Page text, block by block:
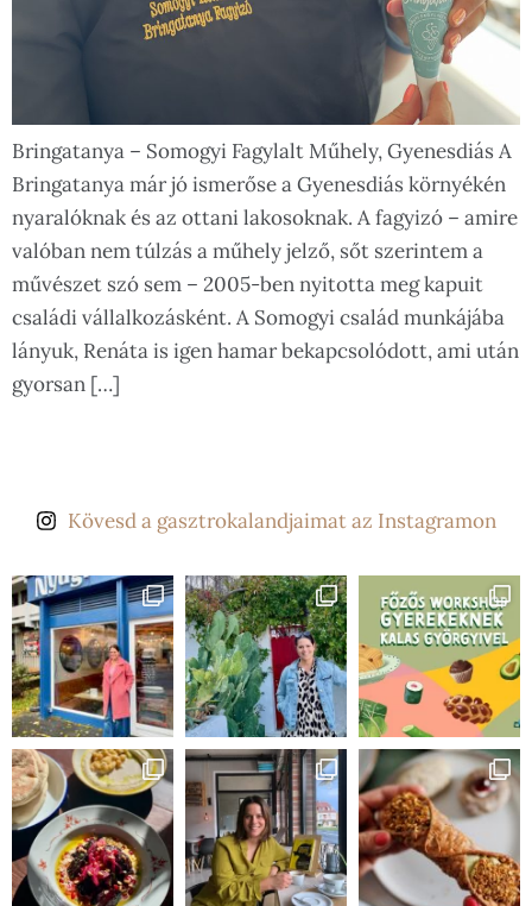
Bringatanya – Somogyi Fagylalt Műhely, Gyenesdiás A
Bringatanya már jó ismerőse a Gyenesdiás környékén
nyaralóknak és az ottani lakosoknak. A fagyizó – amire
valóban nem túlzás a műhely jelző, sőt szerintem a
művészet szó sem – 2005-ben nyitotta meg kapuit
családi vállalkozásként. A Somogyi család munkájába
lányuk, Renáta is igen hamar bekapcsolódott, ami után
gyorsan […]
Kövesd a gasztrokalandjaimat az Instagramon